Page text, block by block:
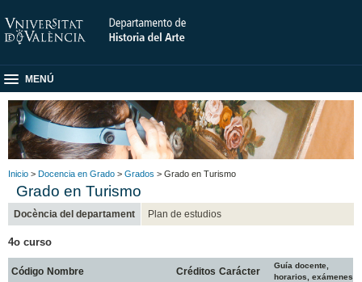
MENÚ
Inicio > Docencia en Grado > Grados > Grado en Turismo
Grado en Turismo
Docència del departament Plan de estudios
4o curso
Código Nombre Créditos Carácter
Guía docente,
horarios, exámenes